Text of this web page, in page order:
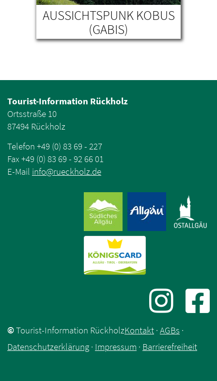
AUSSICHTSPUNK KOBUS
(GABIS)
Tourist-Information Rückholz
Ortsstraße 10
87494 Rückholz
Telefon +49 (0) 83 69 - 227
Fax +49 (0) 83 69 - 92 66 01
E-Mail info@rueckholz.de
©Tourist-Information RückholzKontakt · AGBs ·
Datenschutzerklärung · Impressum · Barrierefreiheit